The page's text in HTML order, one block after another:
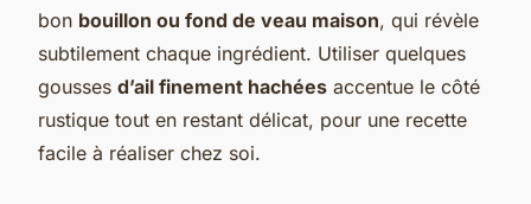
bon bouillon ou fond de veau maison, qui révèle
subtilement chaque ingrédient. Utiliser quelques
gousses d’ail finement hachées accentue le côté
rustique tout en restant délicat, pour une recette
facile à réaliser chez soi.